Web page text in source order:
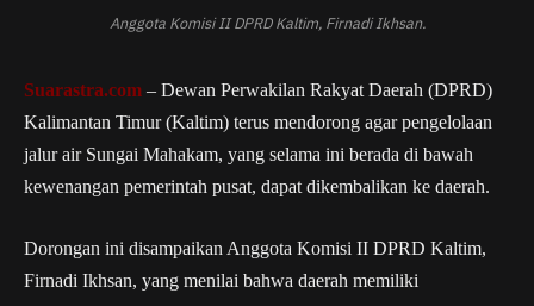
Anggota Komisi II DPRD Kaltim, Firnadi Ikhsan.
Suarastra.com – Dewan Perwakilan Rakyat Daerah (DPRD)
Kalimantan Timur (Kaltim) terus mendorong agar pengelolaan
jalur air Sungai Mahakam, yang selama ini berada di bawah
kewenangan pemerintah pusat, dapat dikembalikan ke daerah.
Dorongan ini disampaikan Anggota Komisi II DPRD Kaltim,
Firnadi Ikhsan, yang menilai bahwa daerah memiliki